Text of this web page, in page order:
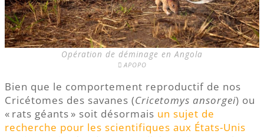
Opération de déminage en Angola
APOPO
Bien que le comportement reproductif de nos
Cricétomes des savanes (Cricetomys ansorgei) ou
« rats géants » soit désormais un sujet de
recherche pour les scientifiques aux États-Unis